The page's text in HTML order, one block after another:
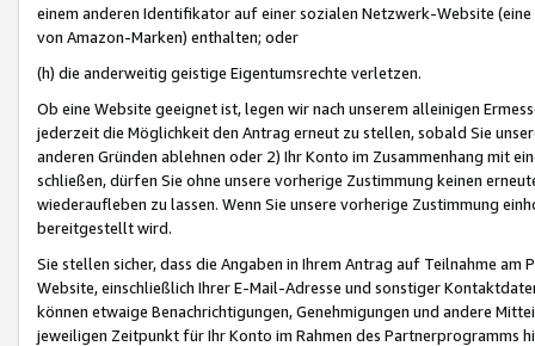
einem anderen Identifikator auf einer sozialen Netzwerk-Website
von Amazon-Marken) enthalten; oder
(h) die anderweitig geistige Eigentumsrechte verletzen.
Ob eine Website geeignet ist, legen wir nach unserem alleinigen
jederzeit die Möglichkeit den Antrag erneut zu stellen, sobald Sie
anderen Gründen ablehnen oder 2) Ihr Konto im Zusammenhang mit
schließen, dürfen Sie ohne unsere vorherige Zustimmung keinen
wiederaufleben zu lassen. Wenn Sie unsere vorherige Zustimmung
bereitgestellt wird.
Sie stellen sicher, dass die Angaben in Ihrem Antrag auf Teilnahme
Website, einschließlich Ihrer E-Mail-Adresse und sonstiger
können etwaige Benachrichtigungen, Genehmigungen und andere
jeweiligen Zeitpunkt für Ihr Konto im Rahmen des Partnerprogramms